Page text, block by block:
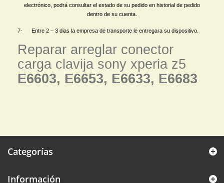
electrónico, podrá consultar el estado de su pedido en historial de pedido
dentro de su cuenta.
7- Entre 2 – 3 dias la empresa de transporte le entregara su dispositivo.
Reparar arreglar conector
carga clavija sony xperia z5
E6603, E6653, E6633, E6683
Categorías
Información